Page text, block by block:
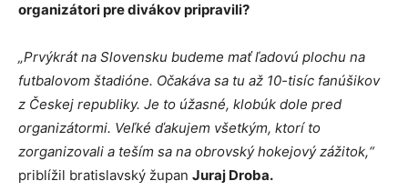
organizátori pre divákov pripravili?
„Prvýkrát na Slovensku budeme mať ľadovú plochu na
futbalovom štadióne. Očakáva sa tu až 10-tisíc fanúšikov
z Českej republiky. Je to úžasné, klobúk dole pred
organizátormi. Veľké ďakujem všetkým, ktorí to
zorganizovali a teším sa na obrovský hokejový zážitok,“
priblížil bratislavský župan Juraj Droba.